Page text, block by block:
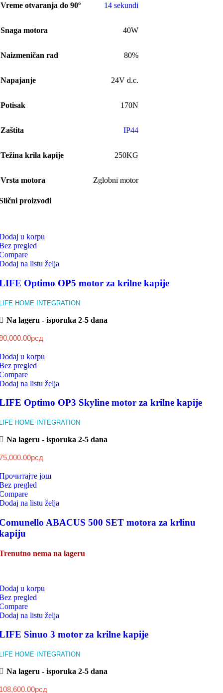
Vreme otvaranja do 90º 14 sekundi
Snaga motora 40W
Naizmeničan rad 80%
Napajanje 24V d.c.
Potisak 170N
Zaštita IP44
Težina krila kapije 250KG
Vrsta motora Zglobni motor
proizvodi
u korpu
pregled
na listu želja
Optimo OP5 motor za krilne kapije
HOME INTEGRATION
Na lageru - isporuka 2-5 dana
рсд
u korpu
pregled
na listu želja
Optimo OP3 Skyline motor za krilne kapije
HOME INTEGRATION
Na lageru - isporuka 2-5 dana
рсд
још
pregled
na listu želja
ABACUS 500 SET motora za krlinu
nema na lageru
u korpu
pregled
na listu želja
Sinuo 3 motor za krilne kapije
HOME INTEGRATION
Na lageru - isporuka 2-5 dana
рсд